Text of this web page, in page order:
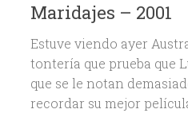
Maridajes – 2001
Estuve viendo ayer
tontería que prueba que
que se le notan
recordar su mejor